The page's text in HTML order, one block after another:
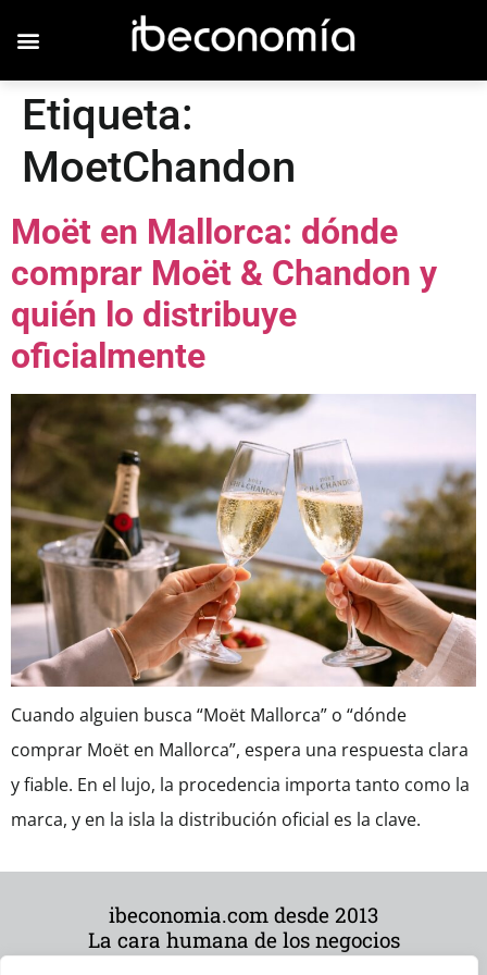
Etiqueta:
MoetChandon
Moët en Mallorca: dónde
comprar Moët & Chandon y
quién lo distribuye
oficialmente
Cuando alguien busca “Moët Mallorca” o “dónde
comprar Moët en Mallorca”, espera una respuesta clara
y fiable. En el lujo, la procedencia importa tanto como la
marca, y en la isla la distribución oficial es la clave.
ibeconomia.com desde 2013
La cara humana de los negocios